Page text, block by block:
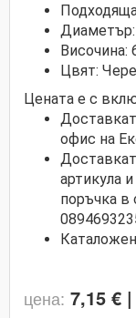
Височина:
Цвят:
Цената е с
офис на
артикула
поръчка в
цена: 7,15 €